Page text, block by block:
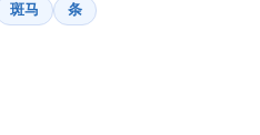
斑马 条